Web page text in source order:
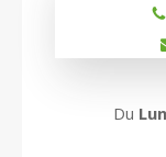
Du